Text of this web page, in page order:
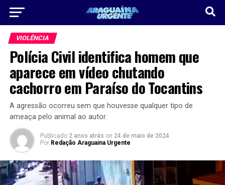
VIOLÊNCIA
Polícia Civil identifica homem que
aparece em vídeo chutando
cachorro em Paraíso do Tocantins
A agressão ocorreu sem que houvesse qualquer tipo de
ameaça pelo animal ao autor.
Publicado 2 anos atrás on 24 de maio de 2024
Por Redação Araguaina Urgente